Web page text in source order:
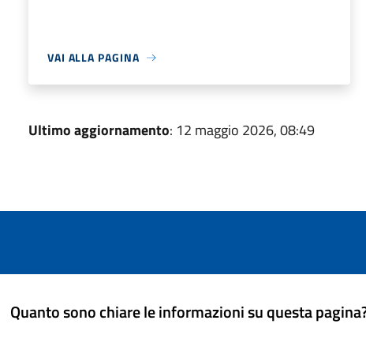
VAI ALLA PAGINA
Ultimo aggiornamento: 12 maggio 2026, 08:49
Quanto sono chiare le informazioni su questa